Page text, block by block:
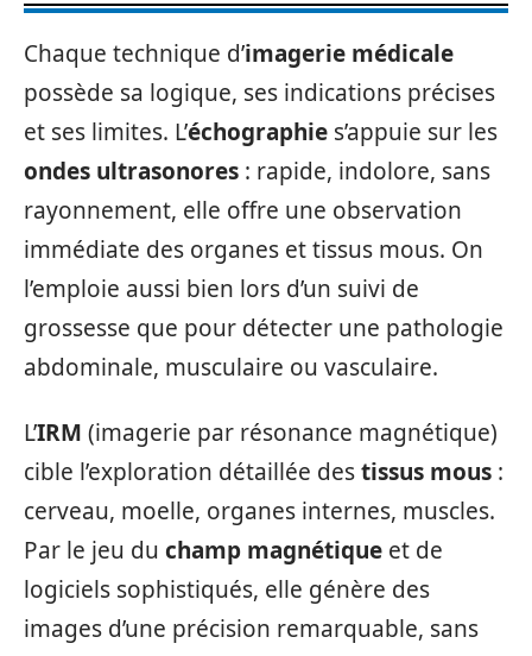
Chaque technique d’imagerie médicale
possède sa logique, ses indications précises
et ses limites. L’échographie s’appuie sur les
ondes ultrasonores : rapide, indolore, sans
rayonnement, elle offre une observation
immédiate des organes et tissus mous. On
l’emploie aussi bien lors d’un suivi de
grossesse que pour détecter une pathologie
abdominale, musculaire ou vasculaire.
L’IRM (imagerie par résonance magnétique)
cible l’exploration détaillée destissus mous :
cerveau, moelle, organes internes, muscles.
Par le jeu du champ magnétique et de
logiciels sophistiqués, elle génère des
images d’une précision remarquable, sans